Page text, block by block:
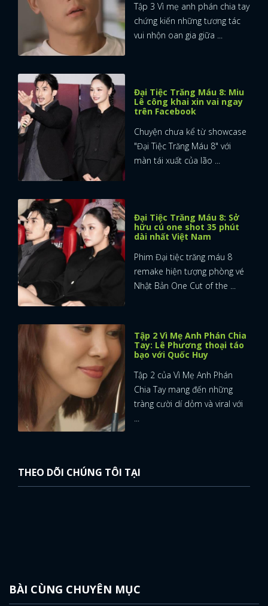
Tập 3 Vì mẹ anh phán chia tay
chứng kiến những tương tác
vui nhộn oan gia giữa ...
Đại Tiệc Trăng Máu 8: Miu
Lê công khai xin vai ngay
trên Facebook
Chuyện chưa kể từ showcase
"Đại Tiệc Trăng Máu 8" với
màn tái xuất của lão ...
Đại Tiệc Trăng Máu 8: Sở
hữu cú one shot 35 phút
dài nhất Việt Nam
Phim Đại tiệc trăng máu 8
remake hiện tượng phòng vé
Nhật Bản One Cut of the ...
Tập 2 Vì Mẹ Anh Phán Chia
Tay: Lê Phương thoại táo
bạo với Quốc Huy
Tập 2 của Vì Mẹ Anh Phán
Chia Tay mang đến những
tràng cười dí dỏm và viral với
...
THEO DÕI CHÚNG TÔI TẠI
BÀI CÙNG CHUYÊN MỤC